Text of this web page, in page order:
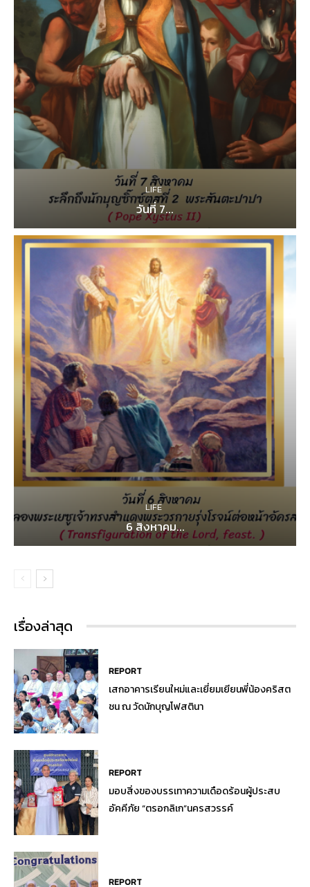
LIFE
วันที่ 7...
LIFE
6 สิงหาคม...
เรื่องล่าสุด
REPORT
เสกอาคารเรียนใหม่และเยี่ยมเยียนพี่น้องคริสต
ชน ณ วัดนักบุญโฟสตินา
REPORT
มอบสิ่งของบรรเทาความเดือดร้อนผู้ประสบ
อัคคีภัย “ตรอกลิเก”นครสวรรค์
REPORT